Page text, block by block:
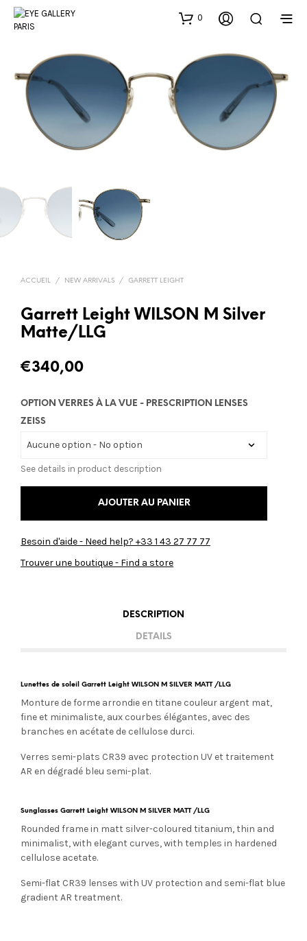
0
ACCUEIL / NEW ARRIVALS / GARRETT LEIGHT
Garrett Leight WILSON M Silver
Matte/LLG
€340,00
OPTION VERRES À LA VUE - PRESCRIPTION LENSES
ZEISS
See details in product description
AJOUTER AU PANIER
Besoin d'aide - Need help? +33 1 43 27 77 77
Trouver une boutique - Find a store
DESCRIPTION
DETAILS
Lunettes de soleil Garrett Leight WILSON M SILVER MATT /LLG
Monture de forme arrondie en titane couleur argent mat,
fine et minimaliste, aux courbes élégantes, avec des
branches en acétate de cellulose durci.
Verres semi-plats CR39 avec protection UV et traitement
AR en dégradé bleu semi-plat.
Sunglasses Garrett Leight WILSON M SILVER MATT /LLG
Rounded frame in matt silver-coloured titanium, thin and
minimalist, with elegant curves, with temples in hardened
cellulose acetate.
Semi-flat CR39 lenses with UV protection and semi-flat blue
gradient AR treatment.